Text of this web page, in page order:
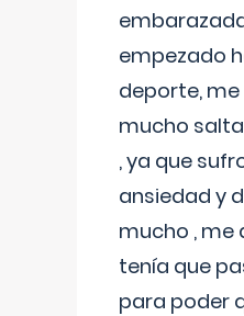
empezado
deporte,
mucho
, ya que
ansiedad y
mucho , me
tenía que
para poder